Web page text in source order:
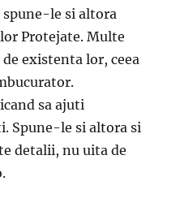
spune-le si altora
Protejate. Multe
existenta lor, ceea
sa ajuti
Spune-le si altora si
detalii, nu uita de